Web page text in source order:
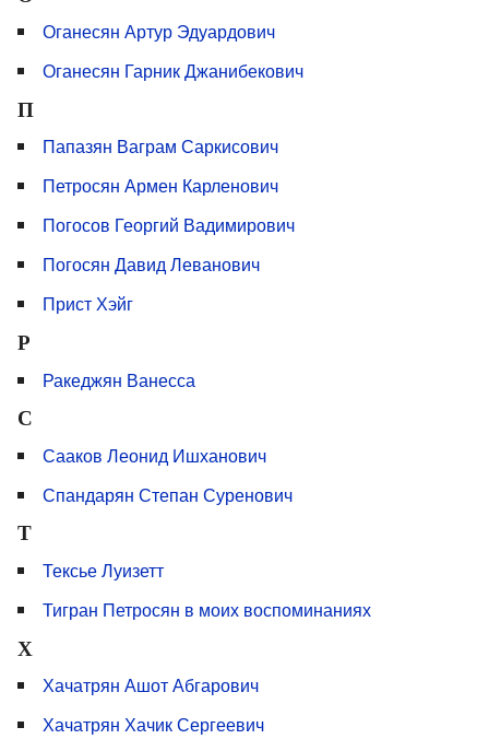
Оганесян Артур Эдуардович
Оганесян Гарник Джанибекович
П
Папазян Ваграм Саркисович
Петросян Армен Карленович
Погосов Георгий Вадимирович
Погосян Давид Леванович
Прист Хэйг
Р
Ракеджян Ванесса
С
Сааков Леонид Ишханович
Спандарян Степан Суренович
Т
Тексье Луизетт
Тигран Петросян в моих воспоминаниях
Х
Хачатрян Ашот Абгарович
Хачатрян Хачик Сергеевич